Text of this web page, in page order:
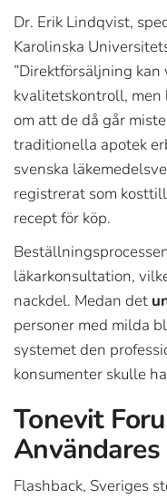
Dr. Erik Lindqvist,
Karolinska
”Direktförsäljning
kvalitetskontroll, men
om att de då går
traditionella apotek
svenska
registrerat som
recept för köp.
läkarkonsultation,
nackdel. Medan det
personer med milda
systemet den
konsumenter skulle
Tonevit
Flashback, Sveriges